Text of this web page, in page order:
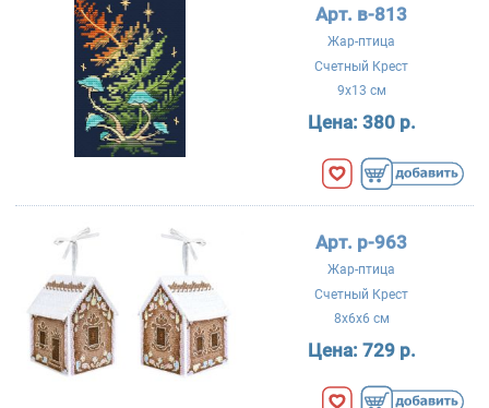
Арт. в-813
Жар-птица
Счетный Крест
9x13 см
Цена: 380 р.
Арт. р-963
Жар-птица
Счетный Крест
8x6x6 см
Цена: 729 р.